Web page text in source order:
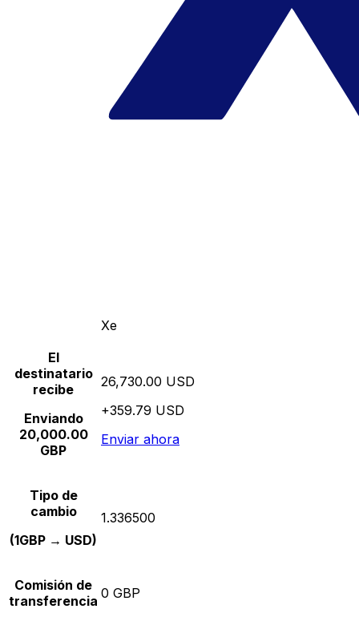
Xe
El
destinatario
recibe
Enviando
20,000.00
GBP
26,730.00 USD
+359.79 USD
Enviar ahora
Tipo de
cambio
(1GBP → USD)
1.336500
Comisión de
transferencia 0 GBP